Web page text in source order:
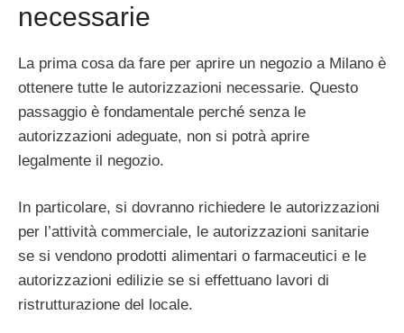
necessarie
La prima cosa da fare per aprire un negozio a Milano è
ottenere tutte le autorizzazioni necessarie. Questo
passaggio è fondamentale perché senza le
autorizzazioni adeguate, non si potrà aprire
legalmente il negozio.
In particolare, si dovranno richiedere le autorizzazioni
per l’attività commerciale, le autorizzazioni sanitarie
se si vendono prodotti alimentari o farmaceutici e le
autorizzazioni edilizie se si effettuano lavori di
ristrutturazione del locale.